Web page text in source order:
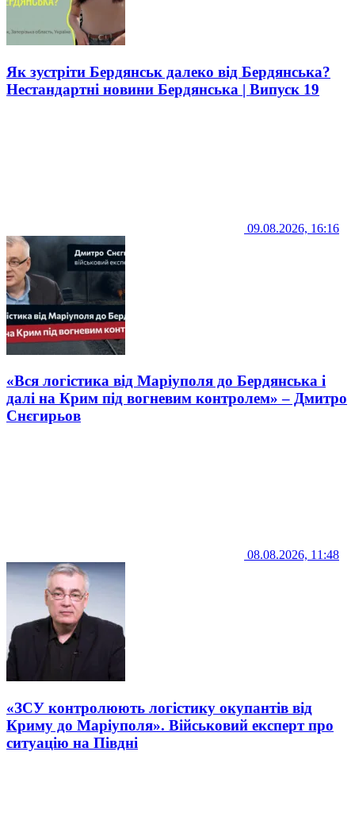
Як зустріти Бердянськ далеко від Бердянська?
Нестандартні новини Бердянська | Випуск 19
09.08.2026, 16:16
«Вся логістика від Маріуполя до Бердянська і
далі на Крим під вогневим контролем» – Дмитро
Снєгирьов
08.08.2026, 11:48
«ЗСУ контролюють логістику окупантів від
Криму до Маріуполя». Військовий експерт про
ситуацію на Півдні